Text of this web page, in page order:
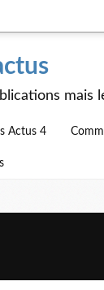
mais
Actus 4